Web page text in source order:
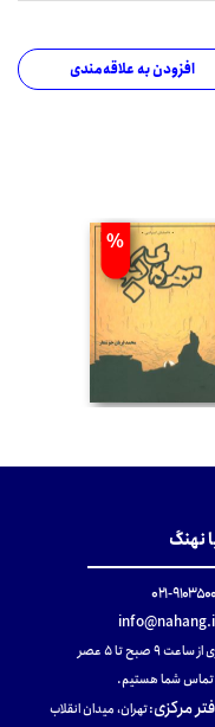
افزودن به علاقه‌مندی
%
نهنگ
۰۲۱
۹ صبح تا ۵ عصر
شما هستیم.
مرکزی:تهران، میدان انقلاب